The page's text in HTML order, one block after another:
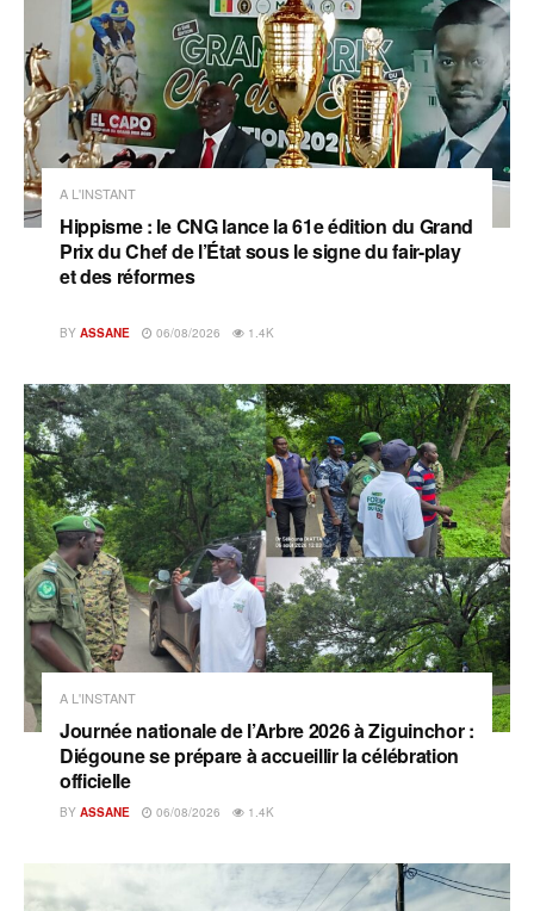
A L'INSTANT
Hippisme : le CNG lance la 61e édition du Grand
Prix du Chef de l’État sous le signe du fair-play
et des réformes
BY ASSANE 06/08/2026 1.4K
A L'INSTANT
Journée nationale de l’Arbre 2026 à Ziguinchor :
Diégoune se prépare à accueillir la célébration
officielle
BY ASSANE 06/08/2026 1.4K